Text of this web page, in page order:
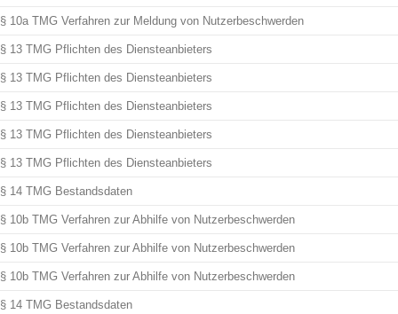
§ 10a TMG Verfahren zur Meldung von Nutzerbeschwerden
§ 13 TMG Pflichten des Diensteanbieters
§ 13 TMG Pflichten des Diensteanbieters
§ 13 TMG Pflichten des Diensteanbieters
§ 13 TMG Pflichten des Diensteanbieters
§ 13 TMG Pflichten des Diensteanbieters
§ 14 TMG Bestandsdaten
§ 10b TMG Verfahren zur Abhilfe von Nutzerbeschwerden
§ 10b TMG Verfahren zur Abhilfe von Nutzerbeschwerden
§ 10b TMG Verfahren zur Abhilfe von Nutzerbeschwerden
§ 14 TMG Bestandsdaten